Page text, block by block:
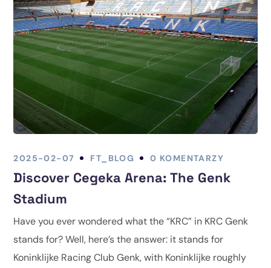
2025-02-07 FT_BLOG 0 KOMENTARZY
Discover Cegeka Arena: The Genk
Stadium
Have you ever wondered what the “KRC” in KRC Genk
stands for? Well, here’s the answer: it stands for
Koninklijke Racing Club Genk, with Koninklijke roughly